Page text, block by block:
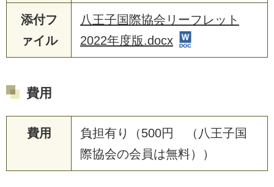
添付フ
ァイル
八王子国際協会リーフレット
2022年度版.docx
費用
費用
負担有り（500円 （八王子国
際協会の会員は無料））